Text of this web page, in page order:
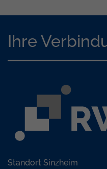
Ihre
Standort Sinzheim